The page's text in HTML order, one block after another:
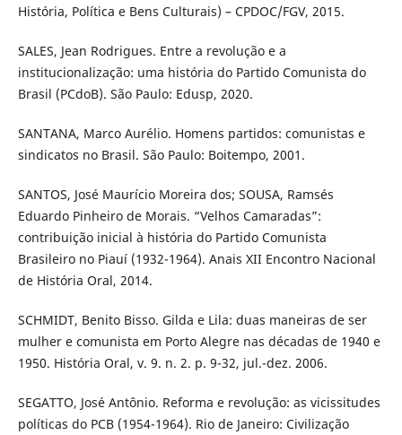
História, Política e Bens Culturais) – CPDOC/FGV, 2015.
SALES, Jean Rodrigues. Entre a revolução e a
institucionalização: uma história do Partido Comunista do
Brasil (PCdoB). São Paulo: Edusp, 2020.
SANTANA, Marco Aurélio. Homens partidos: comunistas e
sindicatos no Brasil. São Paulo: Boitempo, 2001.
SANTOS, José Maurício Moreira dos; SOUSA, Ramsés
Eduardo Pinheiro de Morais. “Velhos Camaradas”:
contribuição inicial à história do Partido Comunista
Brasileiro no Piauí (1932-1964). Anais XII Encontro Nacional
de História Oral, 2014.
SCHMIDT, Benito Bisso. Gilda e Lila: duas maneiras de ser
mulher e comunista em Porto Alegre nas décadas de 1940 e
1950. História Oral, v. 9. n. 2. p. 9-32, jul.-dez. 2006.
SEGATTO, José Antônio. Reforma e revolução: as vicissitudes
políticas do PCB (1954-1964). Rio de Janeiro: Civilização